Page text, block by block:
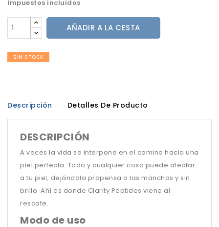
Impuestos incluidos
AÑADIR A LA CESTA
SIN STOCK
Descripción Detalles De Producto
DESCRIPCIÓN
A veces la vida se interpone en el camino hacia una
piel perfecta. Todo y cualquier cosa puede afectar
a tu piel, dejándola propensa a las manchas y sin
brillo. Ahí es donde Clarity Peptides viene al
rescate.
Modo de uso